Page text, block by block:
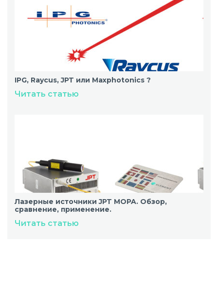
IPG, Raycus, JPT или Maxphotonics ?
Читать статью
Лазерные источники JPT MOPA. Обзор,
сравнение, применение.
Читать статью